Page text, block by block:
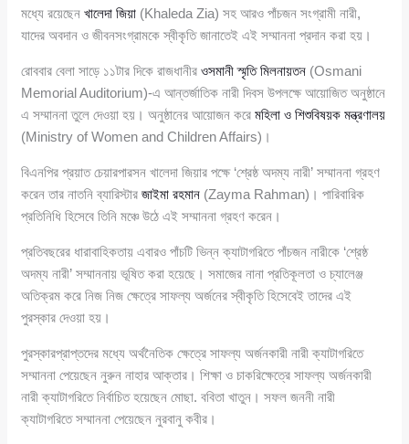
মধ্যে রয়েছেনখালেদা জিয়া (Khaleda Zia) সহ আরও পাঁচজন সংগ্রামী নারী,
যাদের অবদান ও জীবনসংগ্রামকে স্বীকৃতি জানাতেই এই সম্মাননা প্রদান করা হয়।
রোববার বেলা সাড়ে ১১টার দিকে রাজধানীরওসমানী স্মৃতি মিলনায়তন (Osmani
Memorial Auditorium)-এ আন্তর্জাতিক নারী দিবস উপলক্ষে আয়োজিত অনুষ্ঠানে
এ সম্মাননা তুলে দেওয়া হয়। অনুষ্ঠানের আয়োজন করেমহিলা ও শিশুবিষয়ক মন্ত্রণালয়
(Ministry of Women and Children Affairs)।
বিএনপির প্রয়াত চেয়ারপারসন খালেদা জিয়ার পক্ষে ‘শ্রেষ্ঠ অদম্য নারী’ সম্মাননা গ্রহণ
করেন তার নাতনি ব্যারিস্টারজাইমা রহমান (Zayma Rahman)। পারিবারিক
প্রতিনিধি হিসেবে তিনি মঞ্চে উঠে এই সম্মাননা গ্রহণ করেন।
প্রতিবছরের ধারাবাহিকতায় এবারও পাঁচটি ভিন্ন ক্যাটাগরিতে পাঁচজন নারীকে ‘শ্রেষ্ঠ
অদম্য নারী’ সম্মাননায় ভূষিত করা হয়েছে। সমাজের নানা প্রতিকূলতা ও চ্যালেঞ্জ
অতিক্রম করে নিজ নিজ ক্ষেত্রে সাফল্য অর্জনের স্বীকৃতি হিসেবেই তাদের এই
পুরস্কার দেওয়া হয়।
পুরস্কারপ্রাপ্তদের মধ্যে অর্থনৈতিক ক্ষেত্রে সাফল্য অর্জনকারী নারী ক্যাটাগরিতে
সম্মাননা পেয়েছেন নুরুন নাহার আক্তার। শিক্ষা ও চাকরিক্ষেত্রে সাফল্য অর্জনকারী
নারী ক্যাটাগরিতে নির্বাচিত হয়েছেন মোছা. ববিতা খাতুন। সফল জননী নারী
ক্যাটাগরিতে সম্মাননা পেয়েছেন নুরবানু কবীর।